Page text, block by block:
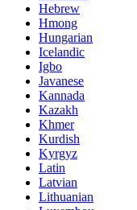
Hebrew
Hmong
Hungarian
Icelandic
Igbo
Javanese
Kannada
Kazakh
Khmer
Kurdish
Kyrgyz
Latin
Latvian
Lithuanian